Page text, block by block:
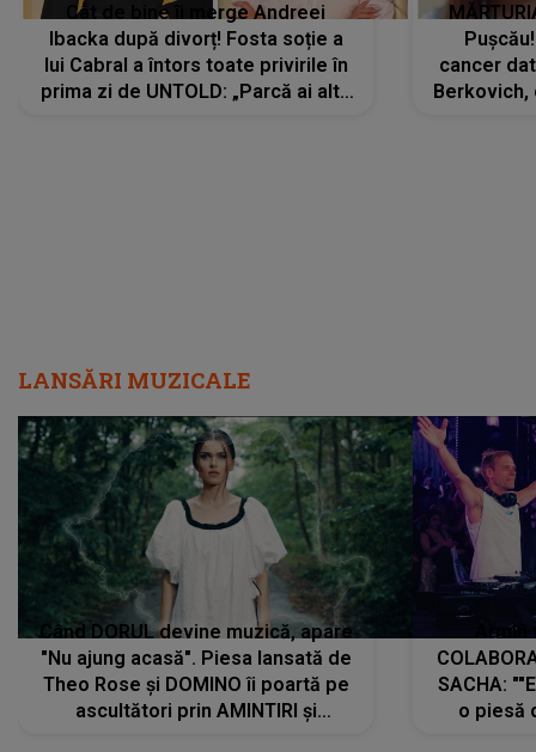
Cât de bine îi merge Andreei
Ibacka după divorț! Fosta soție a
lui Cabral a întors toate privirile în
prima zi de UNTOLD: „Parcă ai altă
cancer
LANSĂRI MUZICALE
Când DORUL devine muzică, apare
"Nu ajung acasă". Piesa lansată de
Theo Rose și DOMINO îi poartă pe
ascultători prin AMINTIRI și
SACHA:
o piesă